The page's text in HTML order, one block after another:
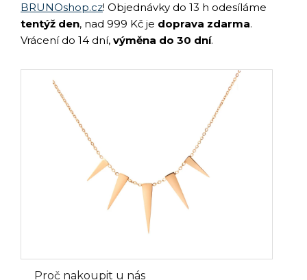
BRUNOshop.cz! Objednávky do 13 h odesíláme
tentýž den, nad 999 Kč je doprava zdarma.
Vrácení do 14 dní, výměna do 30 dní.
Proč nakoupit u nás